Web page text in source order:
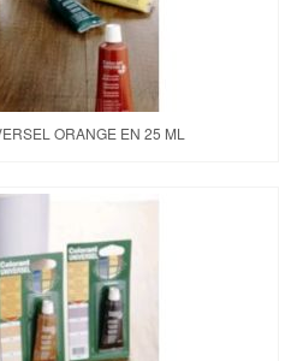
ORANGE EN 25 ML